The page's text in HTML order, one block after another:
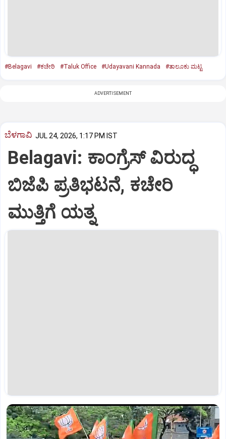
#Belagavi #ಕಚೇರಿ #Taluk Office #Udayavani Kannada #ತಾಲೂಕು ಮಟ್ಟ
ADVERTISEMENT
ಬೆಳಗಾವಿ JUL 24, 2026, 1:17 PM IST
Belagavi: ಕಾಂಗ್ರೆಸ್‌ ವಿರುದ್ಧ
ಬಿಜೆಪಿ ಪ್ರತಿಭಟನೆ, ಕಚೇರಿ
ಮುತ್ತಿಗೆ ಯತ್ನ